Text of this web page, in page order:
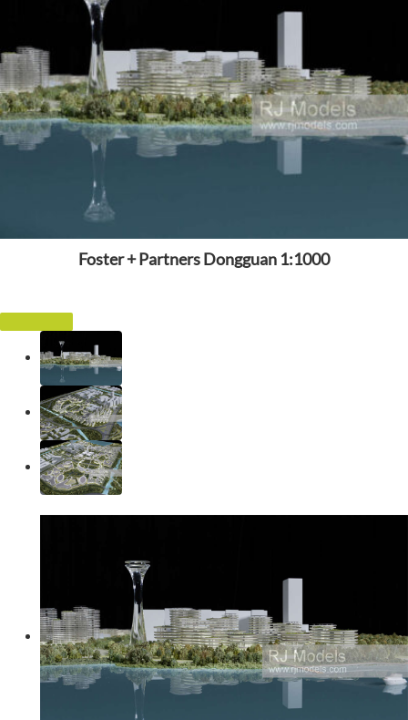
Foster + Partners Dongguan 1:1000